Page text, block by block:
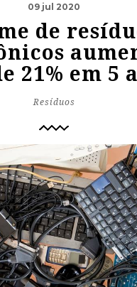
09 jul 2020
de
21% em 5
Resíduos